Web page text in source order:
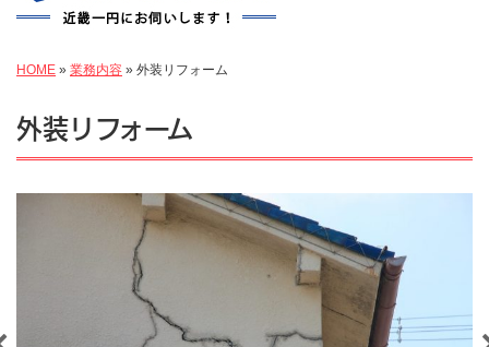
HOME » 業務内容 » 外装リフォーム
外装リフォーム